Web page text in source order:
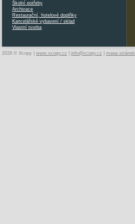
Školní potřeby
Archivace
Restaurační, hotelové doplňky
Kancelářské vybavení / sklad
Vlastní tvorba
2026 © Xcopy | www.xcopy.cz info@xcopy.cz mapa stránek